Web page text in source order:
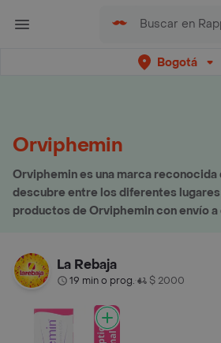
Bogotá
Orviphemin
Orviphemin es una marca
descubre entre los diferentes
productos de Orviphemin con envío
La Rebaja
19 min o prog.• $ 2000